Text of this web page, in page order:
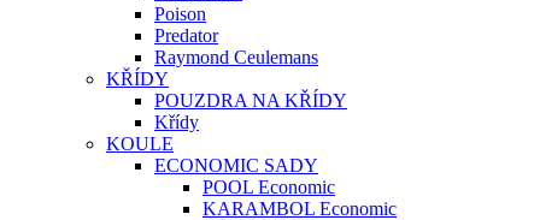
Poison
Predator
Raymond Ceulemans
KŘÍDY
POUZDRA NA KŘÍDY
Křídy
KOULE
ECONOMIC SADY
POOL Economic
KARAMBOL Economic